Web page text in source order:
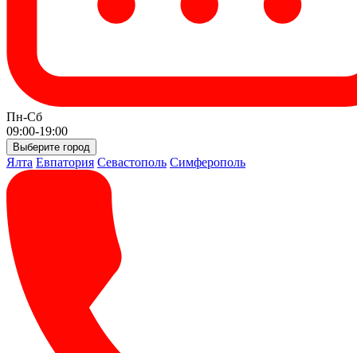
Пн-Сб
09:00-19:00
Выберите город
Ялта Евпатория Севастополь Симферополь